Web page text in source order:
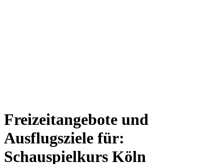
Freizeitangebote und
Ausflugsziele für:
Schauspielkurs Köln